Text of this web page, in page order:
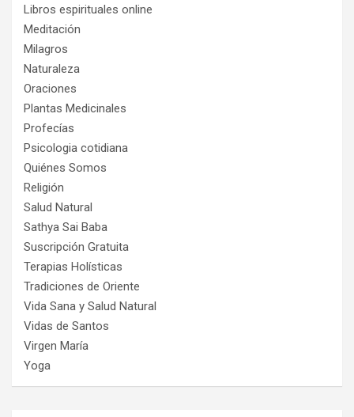
Libros espirituales online
Meditación
Milagros
Naturaleza
Oraciones
Plantas Medicinales
Profecías
Psicologia cotidiana
Quiénes Somos
Religión
Salud Natural
Sathya Sai Baba
Suscripción Gratuita
Terapias Holísticas
Tradiciones de Oriente
Vida Sana y Salud Natural
Vidas de Santos
Virgen María
Yoga